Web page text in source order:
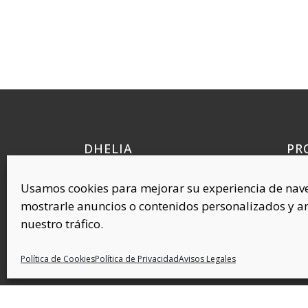
Usamos cookies para mejorar su experiencia de
mostrarle anuncios o contenidos personalizados y
nuestro tráfico.
Política de CookiesPolítica de PrivacidadAvisos Legales
DHELIA
Polígono Industrial Requena, 38
45214 Cedillo del Condado
Toledo (ESPAÑA)